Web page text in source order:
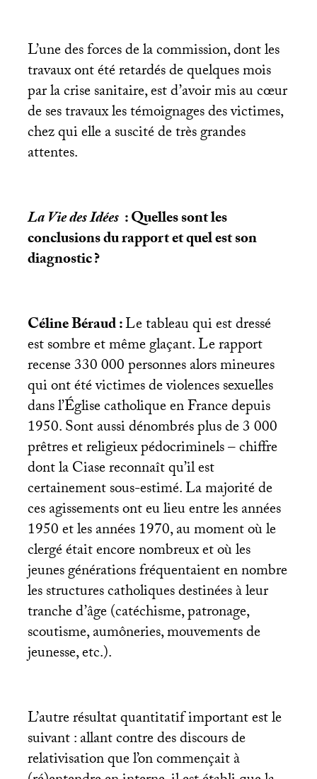
L’une des forces de la commission, dont les
travaux ont été retardés de quelques mois
par la crise sanitaire, est d’avoir mis au cœur
de ses travaux les témoignages des victimes,
chez qui elle a suscité de très grandes
attentes.
La Vie des Idées : Quelles sont les
conclusions du rapport et quel est son
diagnostic?
Céline Béraud :Le tableau qui est dressé
est sombre et même glaçant. Le rapport
recense 330 000 personnes alors mineures
qui ont été victimes de violences sexuelles
dans l’Église catholique en France depuis
1950. Sont aussi dénombrés plus de 3 000
prêtres et religieux pédocriminels – chiffre
dont la Ciase reconnaît qu’il est
certainement sous-estimé. La majorité de
ces agissements ont eu lieu entre les années
1950 et les années 1970, au moment où le
clergé était encore nombreux et où les
jeunes générations fréquentaient en nombre
les structures catholiques destinées à leur
tranche d’âge (catéchisme, patronage,
scoutisme, aumôneries, mouvements de
jeunesse, etc.).
L’autre résultat quantitatif important est le
suivant : allant contre des discours de
relativisation que l’on commençait à